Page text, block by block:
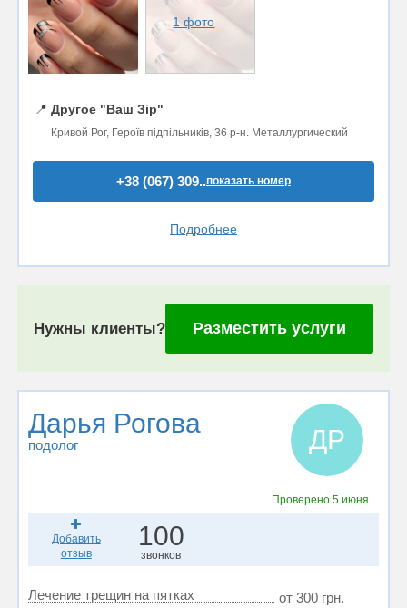
1 фото
📍 Другое "Ваш Зір"
Кривой Рог, Героїв підпільників, 36 р-н. Металлургический
+38 (067) 309..показать номер
Подробнее
Нужны клиенты? Разместить услуги
Дарья Рогова
подолог ДР
Проверено5 июня
Добавить
отзыв
100
звонков
Лечение трещин на пятках от 300 грн.